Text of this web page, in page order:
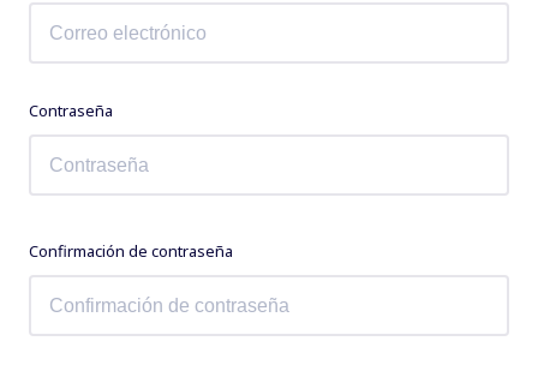
Contraseña
Confirmación de contraseña